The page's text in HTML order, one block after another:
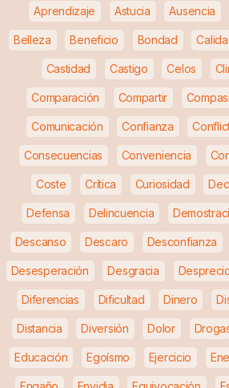
Aprendizaje Astucia Ausencia
Belleza Beneficio Bondad
Castidad Castigo Celos
Comparación Compartir
Comunicación Confianza
Consecuencias Conveniencia
Coste Crítica Curiosidad
Defensa Delincuencia
Descanso Descaro Desconfianza
Desesperación Desgracia
Diferencias Dificultad Dinero
Distancia Diversión Dolor
Educación Egoísmo Ejercicio